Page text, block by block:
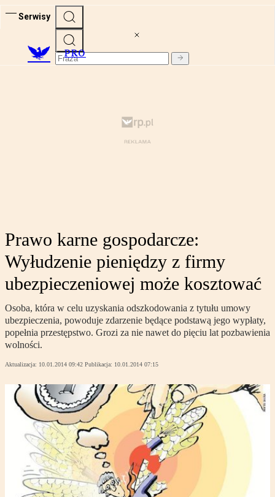
Serwisy
PRO
Prawo karne gospodarcze:
Wyłudzenie pieniędzy z firmy
ubezpieczeniowej może kosztować
Osoba, która w celu uzyskania odszkodowania z tytułu umowy
ubezpieczenia, powoduje zdarzenie będące podstawą jego wypłaty,
popełnia przestępstwo. Grozi za nie nawet do pięciu lat pozbawienia
wolności.
Aktualizacja: 10.01.2014 09:42 Publikacja: 10.01.2014 07:15